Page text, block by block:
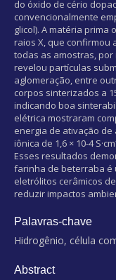
do óxido de cério
convencionalmente
glicol). A matéria
raios X, que confirmou
todas as amostras,
revelou partículas
aglomeração, entre
corpos sinterizados a
indicando boa
elétrica mostraram
energia de ativação
iônica de 1,6 × 10-4
Esses resultados
farinha de beterraba é
eletrólitos cerâmicos
reduzir impactos
Palavras-chave
Hidrogênio, célula
Abstract